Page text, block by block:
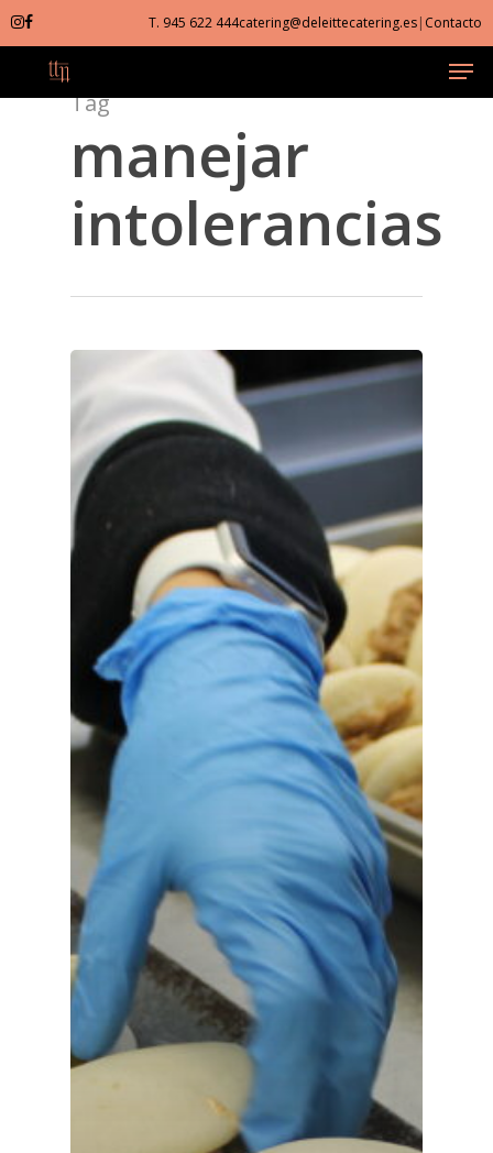
Skip
to
content
T. 945 622 444catering@deleittecatering.es| Contacto
Tag
manejar
intolerancias
Close
Menu